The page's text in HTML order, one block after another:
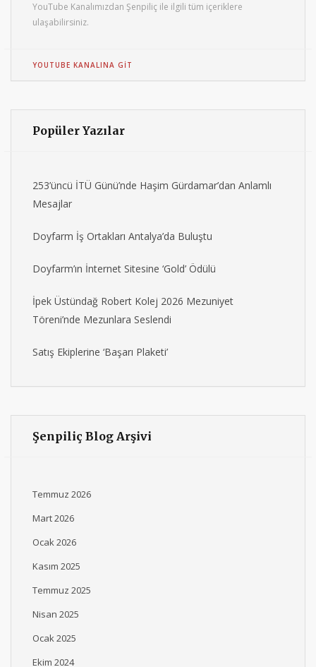
YouTube Kanalımızdan Şenpiliç ile ilgili tüm içeriklere
ulaşabilirsiniz.
YOUTUBE KANALINA GIT
Popüler Yazılar
253’üncü İTÜ Günü’nde Haşim Gürdamar’dan Anlamlı
Mesajlar
Doyfarm İş Ortakları Antalya’da Buluştu
Doyfarm’ın İnternet Sitesine ‘Gold’ Ödülü
İpek Üstündağ Robert Kolej 2026 Mezuniyet
Töreni’nde Mezunlara Seslendi
Satış Ekiplerine ‘Başarı Plaketi’
Şenpiliç Blog Arşivi
Temmuz 2026
Mart 2026
Ocak 2026
Kasım 2025
Temmuz 2025
Nisan 2025
Ocak 2025
Ekim 2024